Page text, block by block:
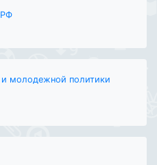
РФ
и молодежной политики